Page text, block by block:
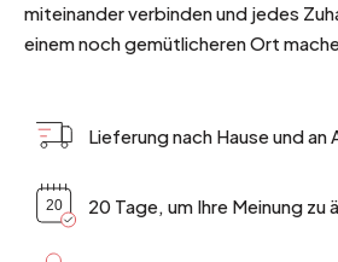
miteinander verbinden und jedes
einem noch gemütlicheren Ort
Lieferung nach Hause und
20 Tage, um Ihre Meinung zu